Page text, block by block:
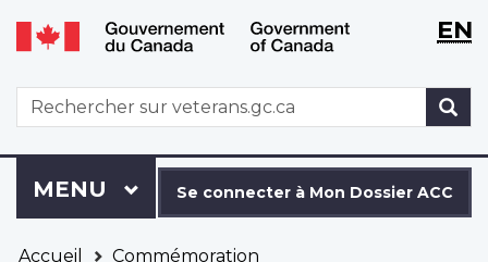
Aller
au
principal
Passer
à
version
HTML
simplifiée
WxT
WxTEN
WxT
Search
form
connecter
à
Se connecter à Mon Dossier ACC
Menu
MENU PRINCIPAL
Accueil Commémoration